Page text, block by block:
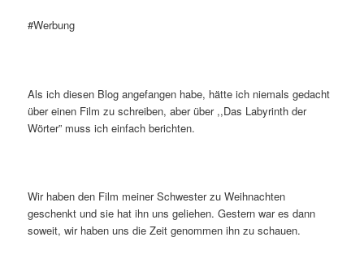
#Werbung
Als ich diesen Blog angefangen habe, hätte ich niemals gedacht
über einen Film zu schreiben, aber über ,,Das Labyrinth der
Wörter” muss ich einfach berichten.
Wir haben den Film meiner Schwester zu Weihnachten
geschenkt und sie hat ihn uns geliehen. Gestern war es dann
soweit, wir haben uns die Zeit genommen ihn zu schauen.